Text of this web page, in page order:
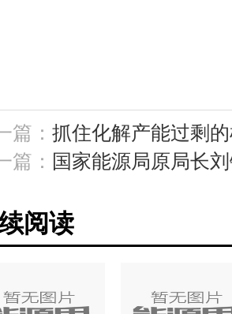
篇： 抓住化解产能过剩
篇： 国家能源局原局长
阅读